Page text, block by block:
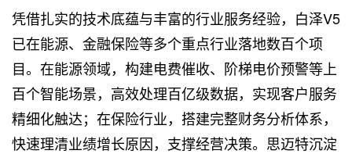
凭借扎实的技术底蕴与丰富的行业服务经验，白泽V5
已在能源、金融保险等多个重点行业落地数百个项
目。在能源领域，构建电费催收、阶梯电价预警等上
百个智能场景，高效处理百亿级数据，实现客户服务
精细化触达；在保险行业，搭建完整财务分析体系，
快速理清业绩增长原因，支撑经营决策。思迈特沉淀